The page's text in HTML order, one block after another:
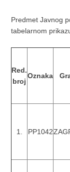
Predmet Javnog
tabelarnom
Red.
broj
Oznaka
1. PP1042